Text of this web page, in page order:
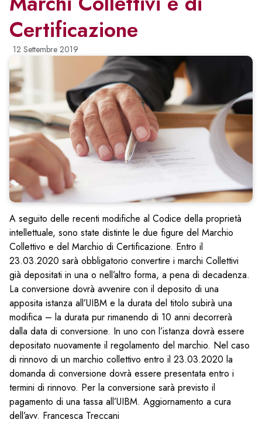
Certificazione
12 Settembre 2019
A seguito delle recenti modifiche al Codice della proprietà
intellettuale, sono state distinte le due figure del Marchio
Collettivo e del Marchio di Certificazione. Entro il
23.03.2020 sarà obbligatorio convertire i marchi Collettivi
già depositati in una o nell’altro forma, a pena di decadenza.
La conversione dovrà avvenire con il deposito di una
apposita istanza all’UIBM e la durata del titolo subirà una
modifica – la durata pur rimanendo di 10 anni decorrerà
dalla data di conversione. In uno con l’istanza dovrà essere
depositato nuovamente il regolamento del marchio. Nel caso
di rinnovo di un marchio collettivo entro il 23.03.2020 la
domanda di conversione dovrà essere presentata entro i
termini di rinnovo. Per la conversione sarà previsto il
pagamento di una tassa all’UIBM. Aggiornamento a cura
dell’avv. Francesca Treccani